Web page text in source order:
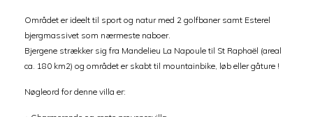
Området er ideelt til sport og natur med 2 golfbaner samt Esterel
bjergmassivet som nærmeste naboer.
Bjergene strækker sig fra Mandelieu La Napoule til St Raphaël (areal
ca. 180 km2) og området er skabt til mountainbike, løb eller gåture !
Nøgleord for denne villa er: